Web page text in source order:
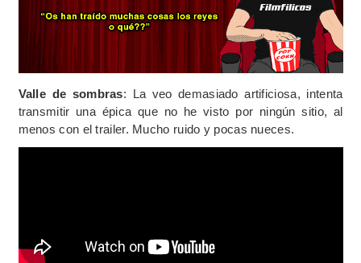
Valle de sombras: La veo demasiado artificiosa, intenta
transmitir una épica que no he visto por ningún sitio, al
menos con el trailer. Mucho ruido y pocas nueces.